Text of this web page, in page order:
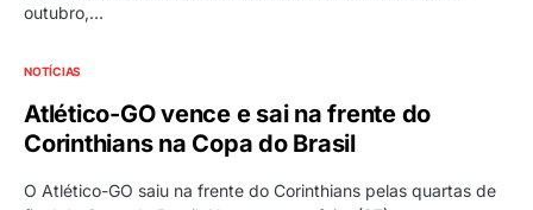
outubro,…
NOTÍCIAS
Atlético-GO vence e sai na frente do
Corinthians na Copa do Brasil
O Atlético-GO saiu na frente do Corinthians pelas quartas de